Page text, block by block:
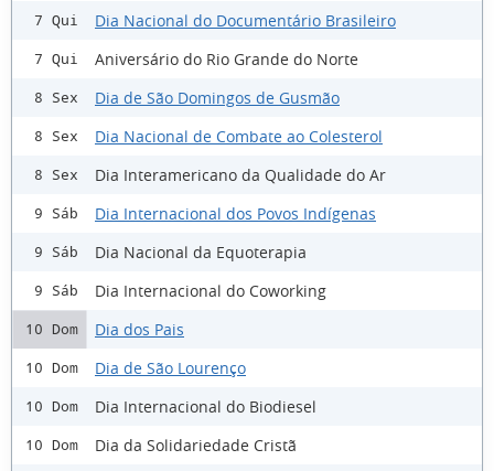
7 Qui Dia Nacional do Documentário Brasileiro
7 Qui Aniversário do Rio Grande do Norte
8 Sex Dia de São Domingos de Gusmão
8 Sex Dia Nacional de Combate ao Colesterol
8 Sex Dia Interamericano da Qualidade do Ar
9 Sáb Dia Internacional dos Povos Indígenas
9 Sáb Dia Nacional da Equoterapia
9 Sáb Dia Internacional do Coworking
10 Dom Dia dos Pais
10 Dom Dia de São Lourenço
10 Dom Dia Internacional do Biodiesel
10 Dom Dia da Solidariedade Cristã